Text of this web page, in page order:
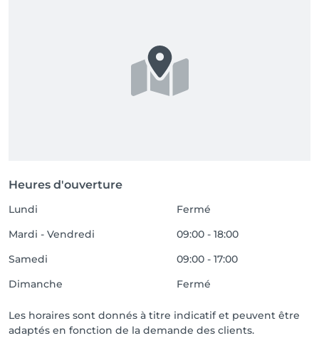
Heures d'ouverture
Lundi
Fermé
Mardi - Vendredi
09:00 - 18:00
Samedi
09:00 - 17:00
Dimanche
Fermé
Les horaires sont donnés à titre indicatif et peuvent être
adaptés en fonction de la demande des clients.